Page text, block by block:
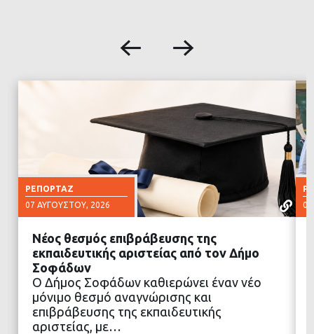
ΡΕΠΟΡΤΆΖ
07 ΑΥΓΟΎΣΤΟΥ, 2026
ΔΙΑΒΑΣΤΕ ΠΕΡΙΣΣΟΤΕΡΑ
Νέος θεσμός επιβράβευσης της
εκπαιδευτικής αριστείας από τον Δήμο
Σοφάδων
Ο Δήμος Σοφάδων καθιερώνει έναν νέο
μόνιμο θεσμό αναγνώρισης και
επιβράβευσης της εκπαιδευτικής
αριστείας, με…